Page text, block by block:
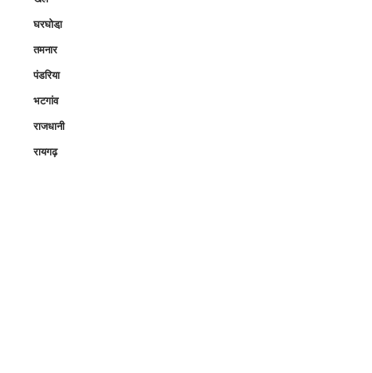
घरघोडा़
तमनार
पंडरिया
भटगांव
राजधानी
रायगढ़